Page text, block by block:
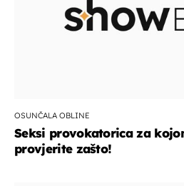
OSUNČALA OBLINE
Seksi provokatorica za
provjerite zašto!